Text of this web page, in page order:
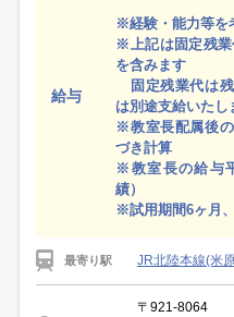
給与
※経験・能力等を
※上記は固定残業
を含みます
固定残業代は
は別途支給いたし
※教室長配属後
づき計算
※教室長の給与
績）
※試用期間6ヶ月
最寄り駅 JR北陸本線(米
〒921-8064